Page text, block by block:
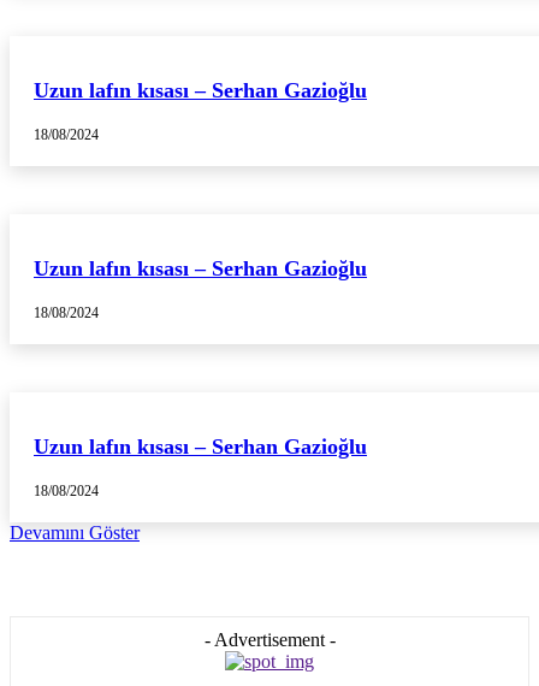
Uzun lafın kısası – Serhan Gazioğlu
18/08/2024
Uzun lafın kısası – Serhan Gazioğlu
18/08/2024
Uzun lafın kısası – Serhan Gazioğlu
18/08/2024
Devamını Göster
- Advertisement -